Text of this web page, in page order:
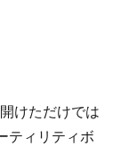
けただけでは
ティリティボ